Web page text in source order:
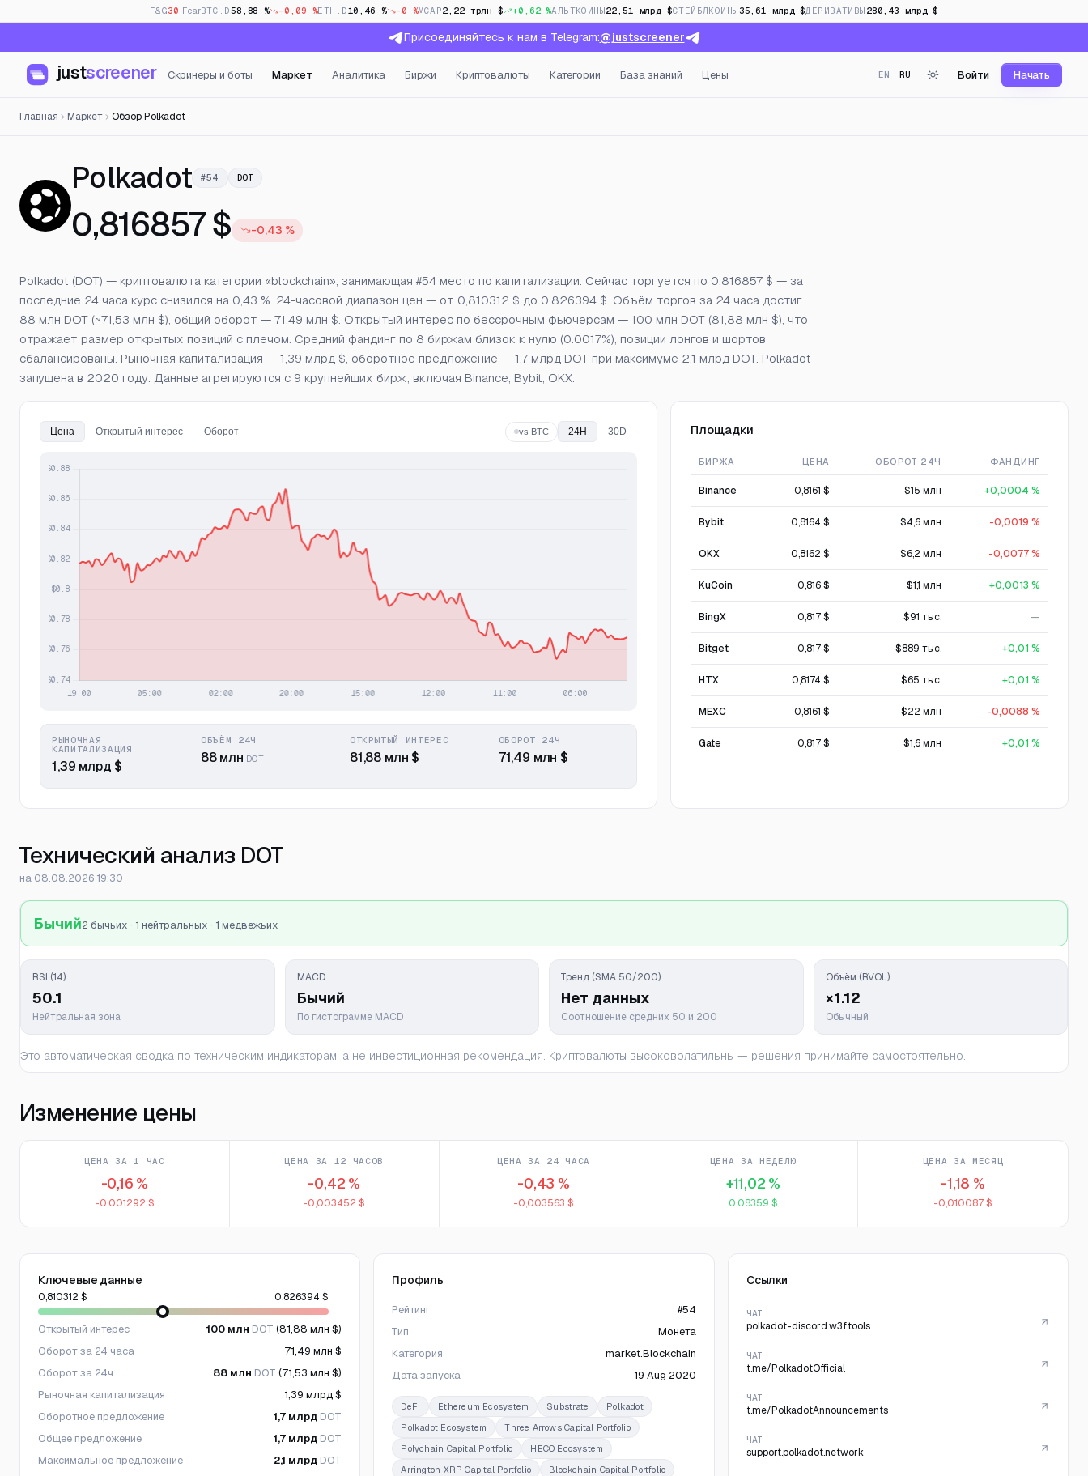
F&G30· FearBTC.D58,88 % -0,09 %ETH.D10,46 % -0 %MCAP2,22 трлн $ +0,62 %АЛЬТКОИНЫ22,51 млрд $СТЕЙБЛКОИНЫ 35,61 млрд $ДЕРИВАТИВЫ 280,43 млрд $
Присоединяйтесь к нам в Telegram:@justscreener
justscreener Скринеры и боты Маркет Аналитика Биржи Криптовалюты Категории База знаний Цены EN RU Войти Начать
Главная Маркет Обзор Polkadot
Polkadot— Цена, открытый интерес и фандинг в реальном времени
#54 DOT
0,816857 $ -0,43 %
Polkadot (DOT) — криптовалюта категории «blockchain», занимающая #54 место по капитализации. Сейчас торгуется по 0,816857 $ — за
последние 24 часа курс снизился на 0,43 %. 24-часовой диапазон цен — от 0,810312 $ до 0,826394 $. Объём торгов за 24 часа достиг
88 млн DOT (~71,53 млн $), общий оборот — 71,49 млн $. Открытый интерес по бессрочным фьючерсам — 100 млн DOT (81,88 млн $), что
отражает размер открытых позиций с плечом. Средний фандинг по 8 биржам близок к нулю (0.0017%), позиции лонгов и шортов
сбалансированы. Рыночная капитализация — 1,39 млрд $, оборотное предложение — 1,7 млрд DOT при максимуме 2,1 млрд DOT. Polkadot
запущена в 2020 году. Данные агрегируются с 9 крупнейших бирж, включая Binance, Bybit, OKX.
Цена Открытый интерес Оборот vs BTC 24H 30D
РЫНОЧНАЯ
КАПИТАЛИЗАЦИЯ
1,39 млрд $
ОБЪЁМ 24Ч
88 млн DOT
ОТКРЫТЫЙ ИНТЕРЕС
81,88 млн $
ОБОРОТ 24Ч
71,49 млн $
Площадки
БИРЖА ЦЕНА ОБОРОТ 24Ч ФАНДИНГ
Binance 0,8161 $ $15 млн +0,0004 %
Bybit 0,8164 $ $4,6 млн -0,0019 %
OKX 0,8162 $ $6,2 млн -0,0077 %
KuCoin 0,816 $ $1,1 млн +0,0013 %
BingX 0,817 $ $91 тыс. —
Bitget 0,817 $ $889 тыс. +0,01 %
HTX 0,8174 $ $65 тыс. +0,01 %
MEXC 0,8161 $ $22 млн -0,0088 %
Gate 0,817 $ $1,6 млн +0,01 %
Технический анализ DOT
на 08.08.2026 19:30
Бычий2 бычьих · 1 нейтральных · 1 медвежьих
RSI (14)
50.1
Нейтральная зона
MACD
Бычий
По гистограмме MACD
Тренд (SMA 50/200)
Нет данных
Соотношение средних 50 и 200
Объём (RVOL)
×1.12
Обычный
Это автоматическая сводка по техническим индикаторам, а не инвестиционная рекомендация. Криптовалюты высоковолатильны — решения принимайте самостоятельно.
Изменение цены
ЦЕНА ЗА 1 ЧАС
-0,16 %
-0,001292 $
ЦЕНА ЗА 12 ЧАСОВ
-0,42 %
-0,003452 $
ЦЕНА ЗА 24 ЧАСА
-0,43 %
-0,003563 $
ЦЕНА ЗА НЕДЕЛЮ
+11,02 %
0,08359 $
ЦЕНА ЗА МЕСЯЦ
-1,18 %
-0,010087 $
Ключевые данные
0,810312 $ 0,826394 $
Открытый интерес 100 млн DOT (81,88 млн $)
Оборот за 24 часа
71,49 млн $
Оборот за 24ч
88 млн DOT (71,53 млн $)
Рыночная капитализация
1,39 млрд $
Оборотное предложение
1,7 млрд DOT
Общее предложение
1,7 млрд DOT
Максимальное предложение
2,1 млрд DOT
Профиль
Рейтинг
#54
Тип
Монета
Категория
market.Blockchain
Дата запуска
19 Aug 2020
DeFi Ethereum Ecosystem Substrate
Polkadot
Polkadot Ecosystem
Three Arrows Capital Portfolio
Polychain Capital Portfolio
HECO Ecosystem
Arrington XRP Capital Portfolio
Blockchain Capital Portfolio
Ссылки
ЧАТ
polkadot-discord.w3f.tools
ЧАТ
t.me/PolkadotOfficial
ЧАТ
t.me/PolkadotAnnouncements
ЧАТ
support.polkadot.network